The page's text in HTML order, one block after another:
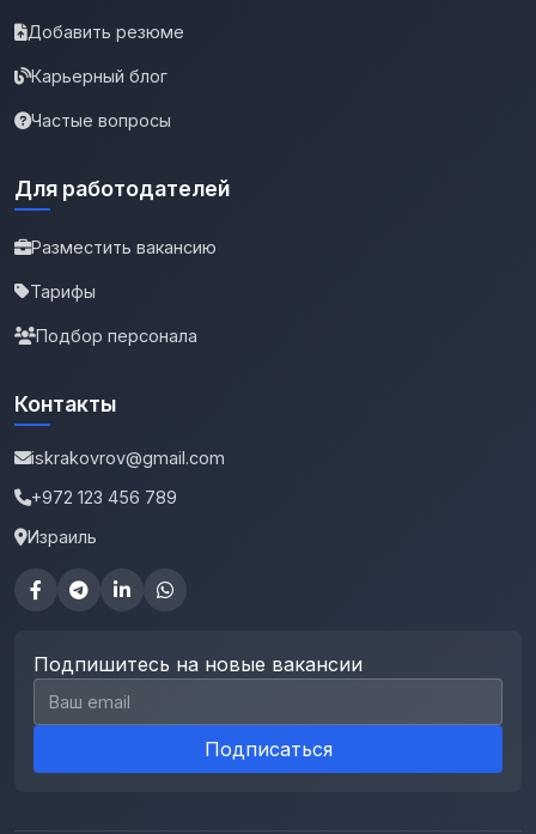
Добавить резюме
Карьерный блог
Частые вопросы
Для работодателей
Разместить вакансию
Тарифы
Подбор персонала
Контакты
iskrakovrov@gmail.com
+972 123 456 789
Израиль
Подпишитесь на новые вакансии
Email для подписки
Подписаться